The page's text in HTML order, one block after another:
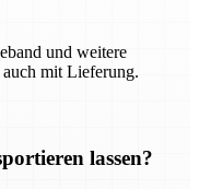
und weitere
mit Lieferung.
lassen?